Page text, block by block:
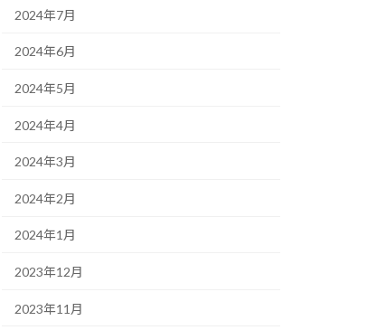
2024年7月
2024年6月
2024年5月
2024年4月
2024年3月
2024年2月
2024年1月
2023年12月
2023年11月